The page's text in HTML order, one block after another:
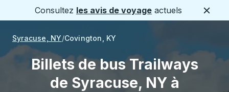
Consultez les avis de voyage actuels
Syracuse, NY Covington, KY
Billets de bus Trailways
de Syracuse, NY à